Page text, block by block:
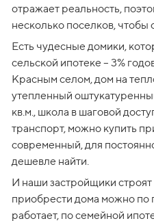
отражает реальность,
несколько поселков, чтобы
Есть чудесные домики,
сельской ипотеке – 3%
Красным селом, дом на
утепленный
кв.м., школа в шаговой
транспорт, можно купить
современный, для
дешевле найти.
И наши застройщики
приобрести дома можно по
работает, по семейной